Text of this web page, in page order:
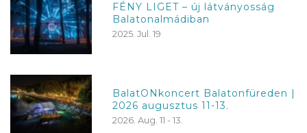
FÉNY LIGET – új látványosság
Balatonalmádiban
2025. Jul. 19
BalatONkoncert Balatonfüreden |
2026 augusztus 11-13.
2026. Aug. 11 - 13.